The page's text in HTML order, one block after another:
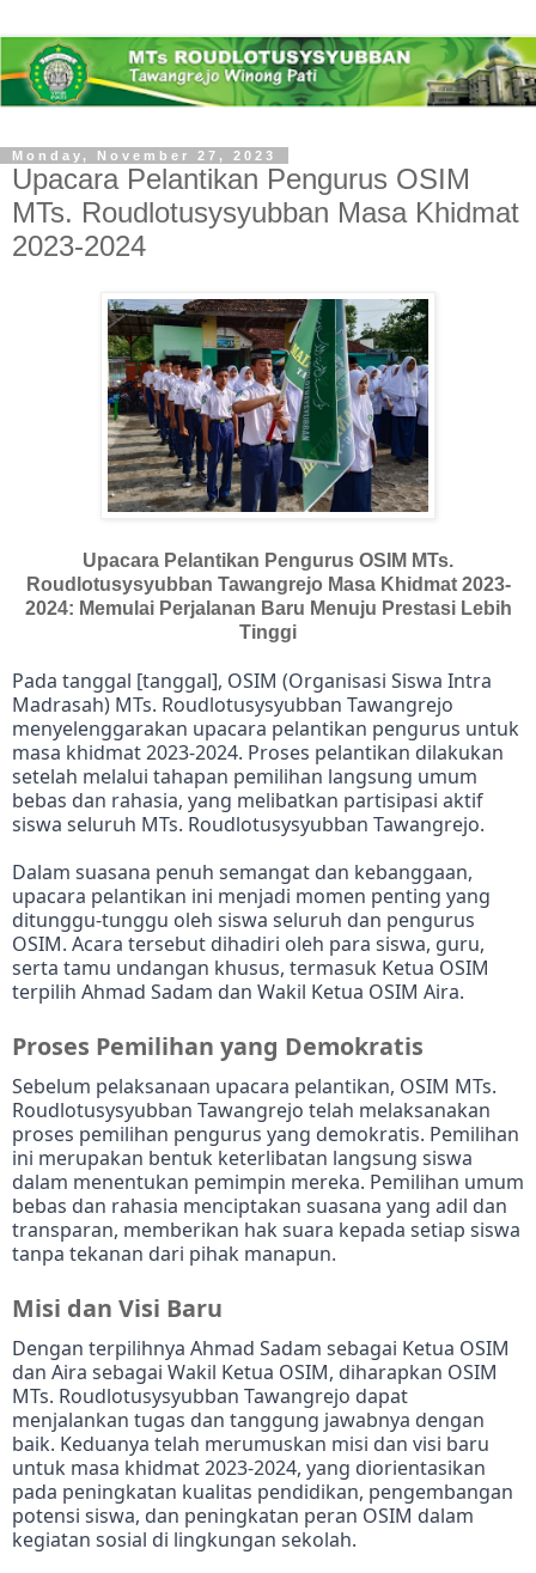
Monday, November 27, 2023
Upacara Pelantikan Pengurus OSIM
MTs. Roudlotusysyubban Masa Khidmat
2023-2024
Upacara Pelantikan Pengurus OSIM MTs.
Roudlotusysyubban Tawangrejo Masa Khidmat 2023-
2024: Memulai Perjalanan Baru Menuju Prestasi Lebih
Tinggi
Pada tanggal [tanggal], OSIM (Organisasi Siswa Intra
Madrasah) MTs. Roudlotusysyubban Tawangrejo
menyelenggarakan upacara pelantikan pengurus untuk
masa khidmat 2023-2024. Proses pelantikan dilakukan
setelah melalui tahapan pemilihan langsung umum
bebas dan rahasia, yang melibatkan partisipasi aktif
siswa seluruh MTs. Roudlotusysyubban Tawangrejo.
Dalam suasana penuh semangat dan kebanggaan,
upacara pelantikan ini menjadi momen penting yang
ditunggu-tunggu oleh siswa seluruh dan pengurus
OSIM. Acara tersebut dihadiri oleh para siswa, guru,
serta tamu undangan khusus, termasuk Ketua OSIM
terpilih Ahmad Sadam dan Wakil Ketua OSIM Aira.
Proses Pemilihan yang Demokratis
Sebelum pelaksanaan upacara pelantikan, OSIM MTs.
Roudlotusysyubban Tawangrejo telah melaksanakan
proses pemilihan pengurus yang demokratis. Pemilihan
ini merupakan bentuk keterlibatan langsung siswa
dalam menentukan pemimpin mereka. Pemilihan umum
bebas dan rahasia menciptakan suasana yang adil dan
transparan, memberikan hak suara kepada setiap siswa
tanpa tekanan dari pihak manapun.
Misi dan Visi Baru
Dengan terpilihnya Ahmad Sadam sebagai Ketua OSIM
dan Aira sebagai Wakil Ketua OSIM, diharapkan OSIM
MTs. Roudlotusysyubban Tawangrejo dapat
menjalankan tugas dan tanggung jawabnya dengan
baik. Keduanya telah merumuskan misi dan visi baru
untuk masa khidmat 2023-2024, yang diorientasikan
pada peningkatan kualitas pendidikan, pengembangan
potensi siswa, dan peningkatan peran OSIM dalam
kegiatan sosial di lingkungan sekolah.